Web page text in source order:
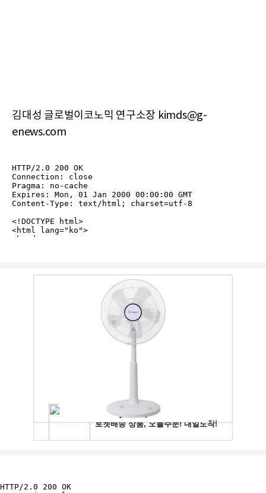
김대성 글로벌이코노믹 연구소장 kimds@g-
enews.com